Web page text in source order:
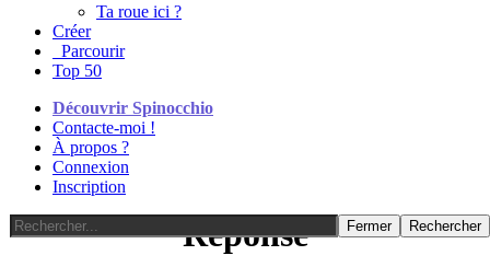
Ta roue ici ?
Créer
Parcourir
Top 50
Découvrir Spinocchio
Contacte-moi !
À propos ?
Connexion
Inscription
Fermer Rechercher
Reponse